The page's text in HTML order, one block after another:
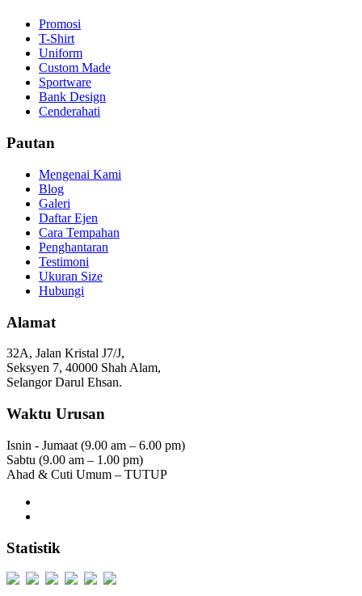
Promosi
T-Shirt
Uniform
Custom Made
Sportware
Bank Design
Cenderahati
Pautan
Mengenai Kami
Blog
Galeri
Daftar Ejen
Cara Tempahan
Penghantaran
Testimoni
Ukuran Size
Hubungi
Alamat
32A, Jalan Kristal J7/J,
Seksyen 7, 40000 Shah Alam,
Selangor Darul Ehsan.
Waktu Urusan
Isnin - Jumaat (9.00 am – 6.00 pm)
Sabtu (9.00 am – 1.00 pm)
Ahad & Cuti Umum – TUTUP
Statistik